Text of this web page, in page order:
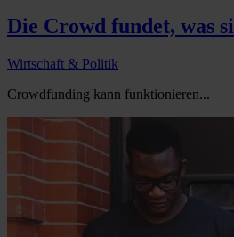
Die Crowd fundet, was
Wirtschaft & Politik
Crowdfunding kann funktionieren...